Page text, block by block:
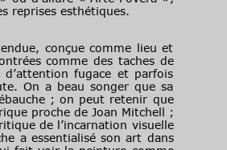
reprises esthétiques.
conçue comme lieu et
comme des taches de
fugace et parfois
On a beau songer que sa
; on peut retenir que
proche de Joan Mitchell ;
de l’incarnation visuelle
a essentialisé son art dans